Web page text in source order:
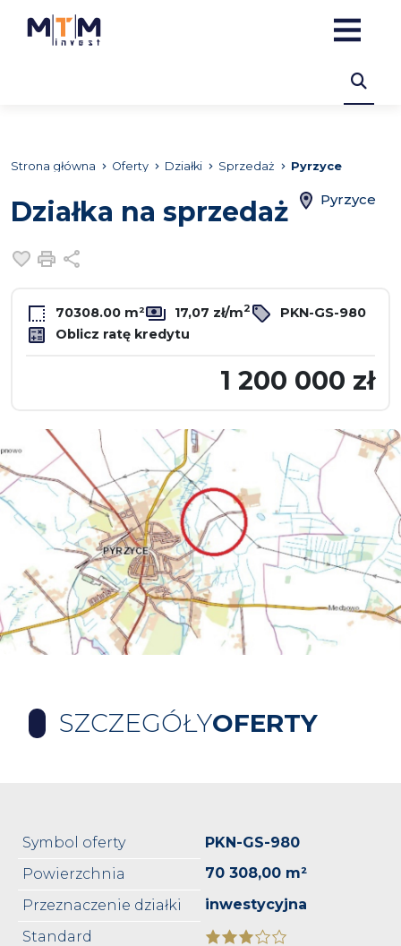
Strona główna Oferty Działki Sprzedaż Pyrzyce
Działka na sprzedaż Pyrzyce
Dodaj do ulubionych
Drukuj
70308.00 m² 17,07 zł/m2
PKN-GS-980
Oblicz ratę kredytu
1 200 000 zł
SZCZEGÓŁYOFERTY
Symbol oferty
PKN-GS-980
Powierzchnia
70 308,00 m²
Przeznaczenie działki
inwestycyjna
Standard